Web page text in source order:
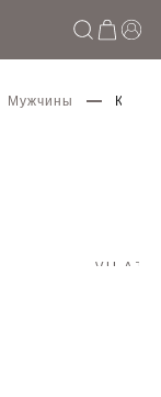
Мужчины